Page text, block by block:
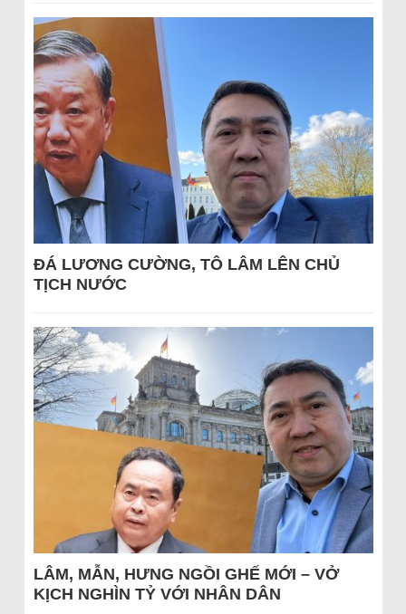
ĐÁ LƯƠNG CƯỜNG, TÔ LÂM LÊN CHỦ
TỊCH NƯỚC
LÂM, MẪN, HƯNG NGỒI GHẾ MỚI – VỞ
KỊCH NGHÌN TỶ VỚI NHÂN DÂN